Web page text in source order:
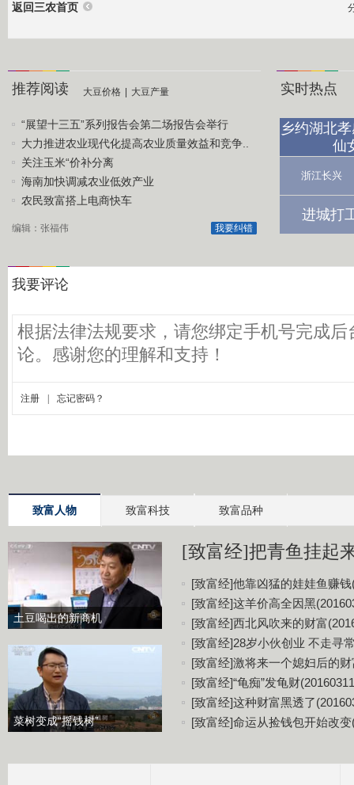
返回三农首页
推荐阅读 大豆价格 大豆产量
“展望十三五”系列报告会第二场报告会举行
大力推进农业现代化提高农业质量效益和竞争..
关注玉米“价补分离
海南加快调减农业低效产业
农民致富搭上电商快车
我要纠错
编辑：张福伟
实时热点
乡约湖北
仙
浙江长兴
进城打
致富人物 致富科技 致富品种
土豆喝出的新商机
菜树变成“摇钱树”
[致富经]把青鱼挂起
[致富经]他靠凶猛的娃娃鱼赚钱
[致富经]这羊价高全因黑
[致富经]西北风吹来的财富
[致富经]28岁小伙创业 不走寻
[致富经]激将来一个媳妇后的
[致富经]“龟痴”发龟财
[致富经]这种财富黑透了
[致富经]命运从捡钱包开始改变